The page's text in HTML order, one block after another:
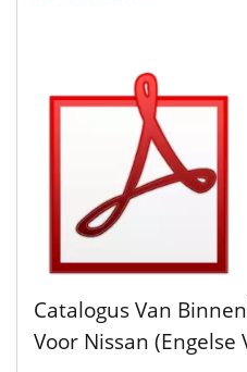
Catalogus Van
Voor Nissan (Engelse